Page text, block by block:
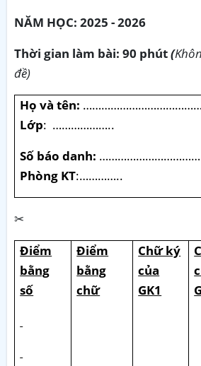
NĂM HỌC: 2025 - 2026
Thời gian làm bài: 90 phút(
đề)
Họ và tên:
Lớp: ………………..
Số báo danh:
Phòng KT:…………..
✂
Điểm
bằng
số
Điểm
bằng
chữ
Chữ ký
của
GK1